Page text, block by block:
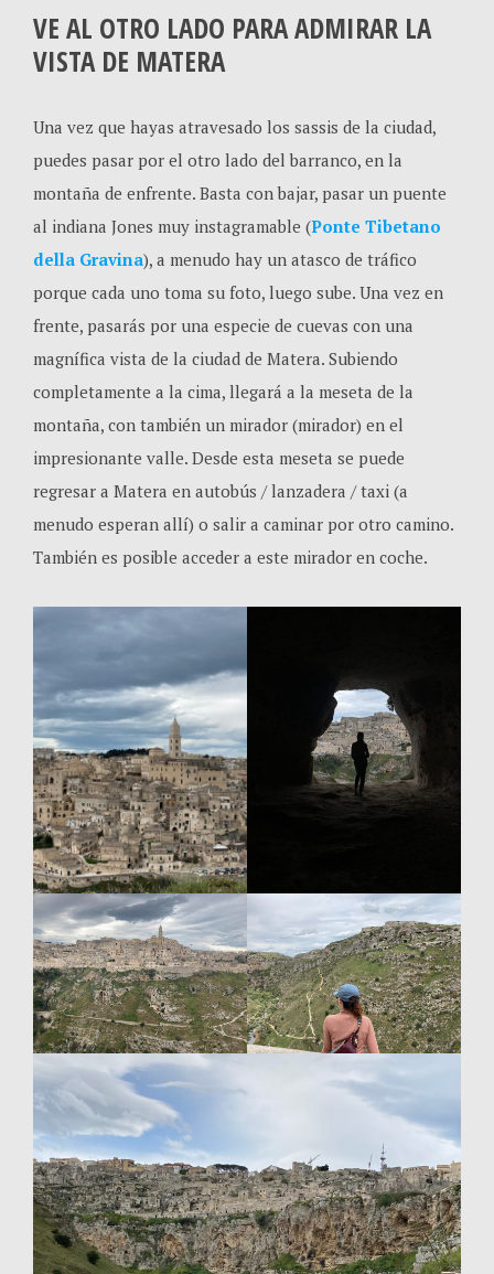
VE AL OTRO LADO PARA ADMIRAR LA
VISTA DE MATERA
Una vez que hayas atravesado los sassis de la ciudad,
puedes pasar por el otro lado del barranco, en la
montaña de enfrente. Basta con bajar, pasar un puente
al indiana Jones muy instagramable (Ponte Tibetano
della Gravina), a menudo hay un atasco de tráfico
porque cada uno toma su foto, luego sube. Una vez en
frente, pasarás por una especie de cuevas con una
magnífica vista de la ciudad de Matera. Subiendo
completamente a la cima, llegará a la meseta de la
montaña, con también un mirador (mirador) en el
impresionante valle. Desde esta meseta se puede
regresar a Matera en autobús / lanzadera / taxi (a
menudo esperan allí) o salir a caminar por otro camino.
También es posible acceder a este mirador en coche.